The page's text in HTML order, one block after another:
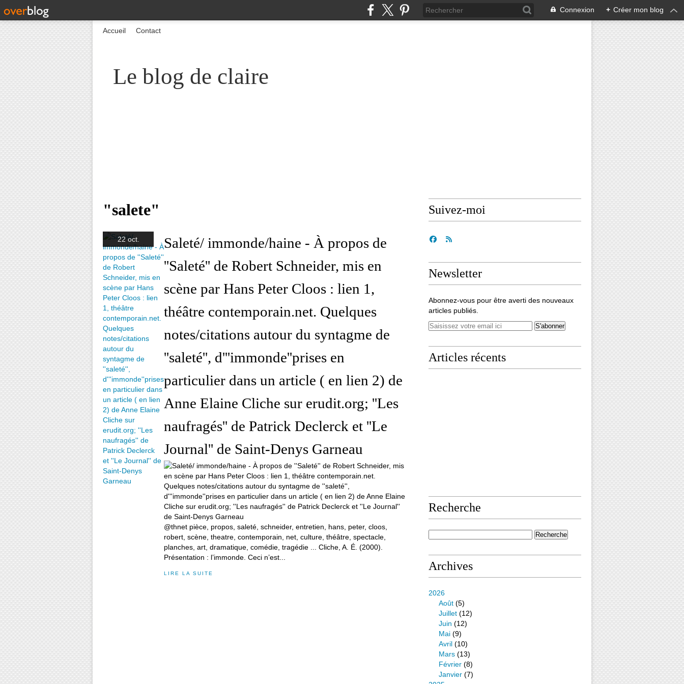
Connexion + Créer mon blog
Le blog de claire
Accueil Contact
"salete"
22 oct.
Saleté/ immonde/haine - À propos de
''Saleté'' de Robert Schneider, mis en
scène par Hans Peter Cloos : lien 1,
théâtre contemporain.net. Quelques
notes/citations autour du syntagme de
''saleté'', d'''immonde''prises en
particulier dans un article ( en lien 2) de
Anne Elaine Cliche sur erudit.org; ''Les
naufragés'' de Patrick Declerck et ''Le
Journal'' de Saint-Denys Garneau
@thnet pièce, propos, saleté, schneider, entretien, hans, peter, cloos,
robert, scène, theatre, contemporain, net, culture, théâtre, spectacle,
planches, art, dramatique, comédie, tragédie ... Cliche, A. É. (2000).
Présentation : l’immonde. Ceci n’est...
LIRE LA SUITE
Suivez-moi
Newsletter
Abonnez-vous pour être averti des nouveaux
articles publiés.
Articles récents
Recherche
Archives
2026
Août (5)
Juillet (12)
Juin (12)
Mai (9)
Avril (10)
Mars (13)
Février (8)
Janvier (7)